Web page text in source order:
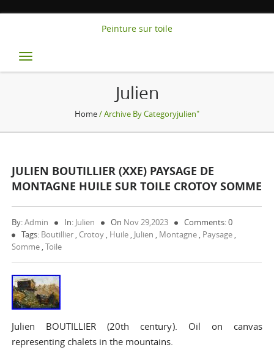
Peinture sur toile
Toggle
navigation
Julien
Home/ Archive By Categoryjulien"
JULIEN BOUTILLIER (XXE) PAYSAGE DE
MONTAGNE HUILE SUR TOILE CROTOY SOMME
By:Admin In: Julien On Nov 29,2023
Comments: 0
Tags: Boutillier , Crotoy , Huile , Julien , Montagne , Paysage ,
Somme ,Toile
Julien BOUTILLIER (20th century). Oil on canvas
representing chalets in the mountains.